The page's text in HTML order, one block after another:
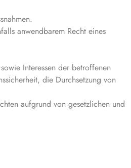
anwendbarem Recht eines
Interessen der betroffenen
die Durchsetzung von
aufgrund von gesetzlichen und